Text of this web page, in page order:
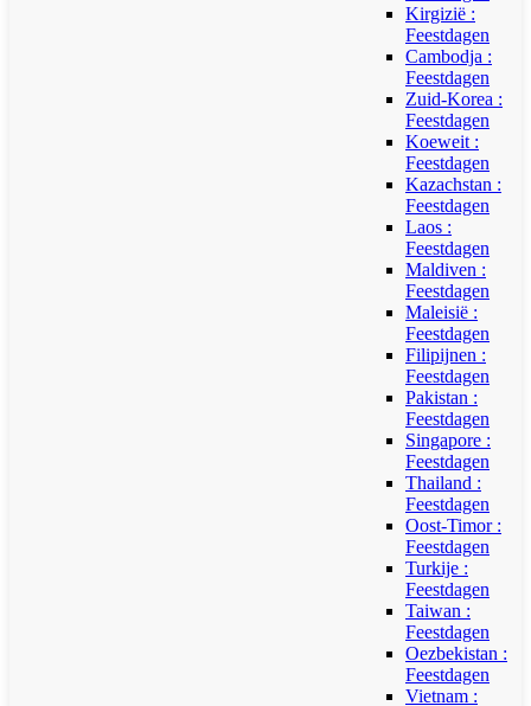
Kirgizië :
Feestdagen
Cambodja :
Feestdagen
Zuid-Korea :
Feestdagen
Koeweit :
Feestdagen
Kazachstan :
Feestdagen
Laos :
Feestdagen
Maldiven :
Feestdagen
Maleisië :
Feestdagen
Filipijnen :
Feestdagen
Pakistan :
Feestdagen
Singapore :
Feestdagen
Thailand :
Feestdagen
Oost-Timor :
Feestdagen
Turkije :
Feestdagen
Taiwan :
Feestdagen
Oezbekistan :
Feestdagen
Vietnam :